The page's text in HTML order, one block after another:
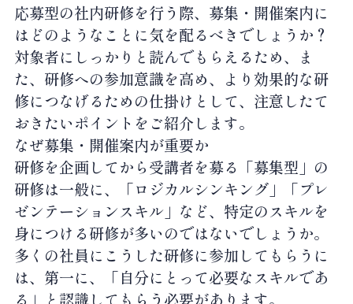
応募型の社内研修を行う際、募集・開催案内に
はどのようなことに気を配るべきでしょうか？
対象者にしっかりと読んでもらえるため、ま
た、研修への参加意識を高め、より効果的な研
修につなげるための仕掛けとして、注意したて
おきたいポイントをご紹介します。
なぜ募集・開催案内が重要か
研修を企画してから受講者を募る「募集型」の
研修は一般に、「ロジカルシンキング」「プレ
ゼンテーションスキル」など、特定のスキルを
身につける研修が多いのではないでしょうか。
多くの社員にこうした研修に参加してもらうに
は、第一に、「自分にとって必要なスキルであ
る」と認識してもらう必要があります。